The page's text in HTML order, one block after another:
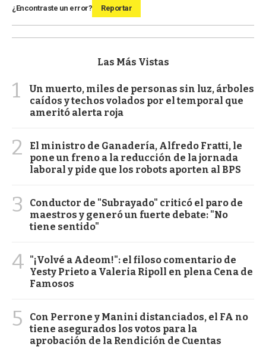
¿Encontraste un error? Reportar
Las Más Vistas
1
Un muerto, miles de personas sin luz, árboles
caídos y techos volados por el temporal que
ameritó alerta roja
2
El ministro de Ganadería, Alfredo Fratti, le
pone un freno a la reducción de la jornada
laboral y pide que los robots aporten al BPS
3
Conductor de "Subrayado" criticó el paro de
maestros y generó un fuerte debate: "No
tiene sentido"
4 "¡Volvé a Adeom!": el filoso comentario de
Yesty Prieto a Valeria Ripoll en plena Cena de
Famosos
5
Con Perrone y Manini distanciados, el FA no
tiene asegurados los votos para la
aprobación de la Rendición de Cuentas